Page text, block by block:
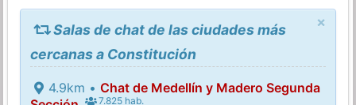
×
Salas de chat de las ciudades más
cercanas a Constitución
4.9km • Chat de Medellín y Madero Segunda
7.825 hab.